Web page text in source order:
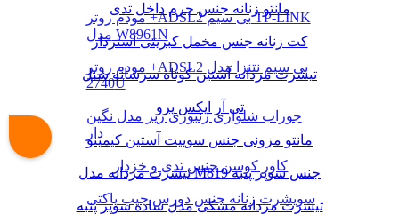
مودم روتر +ADSL2 بی سیم TP-LINK
مدل W8961N
مودم روتر +ADSL2 بی سیم نتنزا مدل
2740U
جوراب شلواری زنبوری ریز مدل نگین
دار
کاور کوسن جنس تدی و خزدار
سویشرت زنانه جنس دورس جیب پاکتی
مانتو زنانه جنس چرم داخل تدی
کت زنانه جنس مخمل کبریتی آستردار
تیشرت مردانه آستین کوتاه سرشانه شنل
تی آر ایکس پرو
مانتو مزونی جنس سوییت آستین کیمینو
تیشرت مردانه مدل M819 جنس سوپر پنبه
تیشرت مردانه مشکی مدل ساده سوپر پنبه